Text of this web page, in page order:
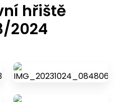
hřiště
2024